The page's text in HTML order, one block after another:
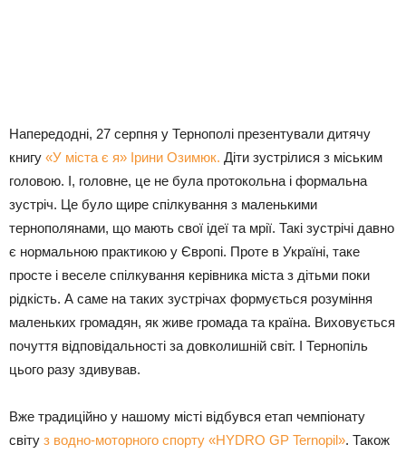
Напередодні, 27 серпня у Тернополі презентували дитячу
книгу «У міста є я» Ірини Озимюк. Діти зустрілися з міським
головою. І, головне, це не була протокольна і формальна
зустріч. Це було щире спілкування з маленькими
тернополянами, що мають свої ідеї та мрії. Такі зустрічі давно
є нормальною практикою у Європі. Проте в Україні, таке
просте і веселе спілкування керівника міста з дітьми поки
рідкість. А саме на таких зустрічах формується розуміння
маленьких громадян, як живе громада та країна. Виховується
почуття відповідальності за довколишній світ. І Тернопіль
цього разу здивував.
Вже традиційно у нашому місті відбувся етап чемпіонату
світу з водно-моторного спорту «HYDRO GP Ternopil». Також